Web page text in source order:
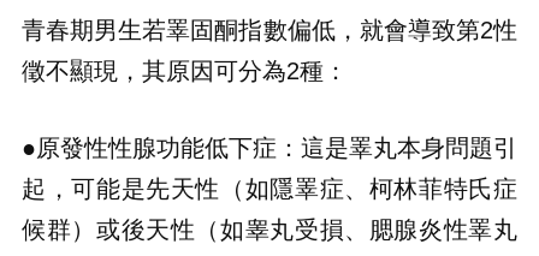
青春期男生若睪固酮指數偏低，就會導致第2性
徵不顯現，其原因可分為2種：
●原發性性腺功能低下症：這是睪丸本身問題引
起，可能是先天性（如隱睪症、柯林菲特氏症
候群）或後天性（如睾丸受損、腮腺炎性睪丸